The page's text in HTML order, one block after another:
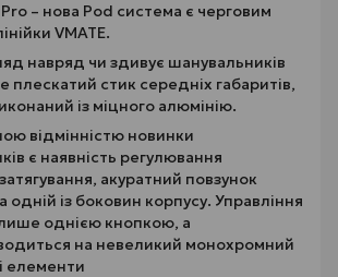
– нова Pod система є черговим
VMATE.
навряд чи здивує шанувальників
плескатий стик середніх габаритів,
із міцного алюмінію.
відмінністю новинки
є наявність регулювання
акуратний повзунок
одній із боковин корпусу. Управління
однією кнопкою, а
на невеликий монохромний
елементи